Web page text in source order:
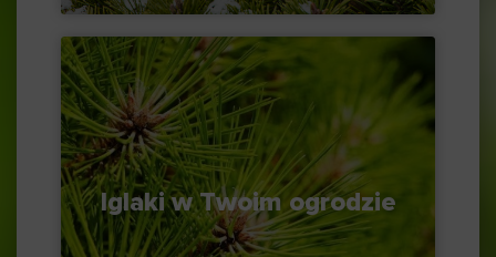
Iglaki w Twoim ogrodzie